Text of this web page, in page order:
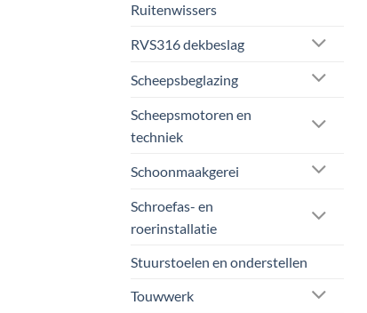
Ruitenwissers
RVS316 dekbeslag
Scheepsbeglazing
Scheepsmotoren en
techniek
Schoonmaakgerei
Schroefas- en
roerinstallatie
Stuurstoelen en onderstellen
Touwwerk